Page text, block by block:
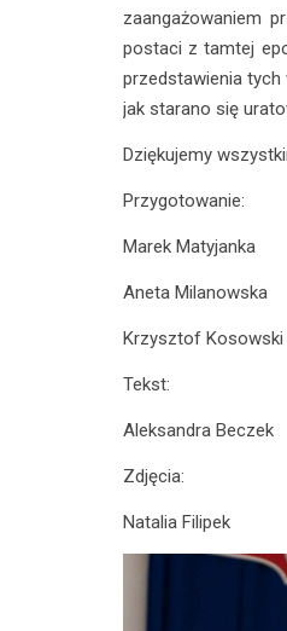
zaangażowaniem
postaci z tamtej
przedstawienia tych
jak starano się
Dziękujemy
Przygotowanie:
Marek Matyjanka
Aneta Milanowska
Krzysztof Kosowski
Tekst:
Aleksandra Beczek
Zdjęcia:
Natalia Filipek